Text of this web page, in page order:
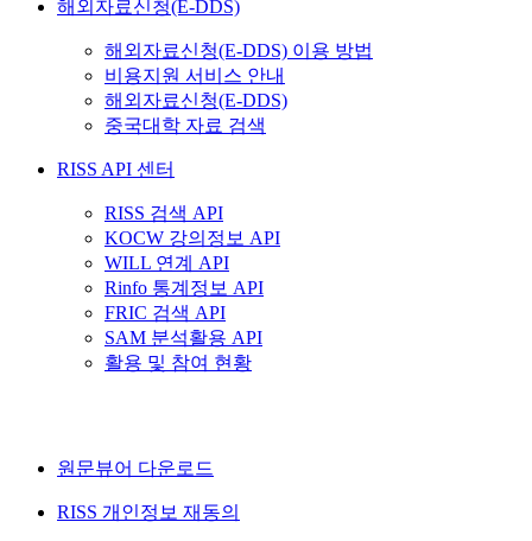
해외자료신청(E-DDS)
해외자료신청(E-DDS) 이용 방법
비용지원 서비스 안내
해외자료신청(E-DDS)
중국대학 자료 검색
RISS API 센터
RISS 검색 API
KOCW 강의정보 API
WILL 연계 API
Rinfo 통계정보 API
FRIC 검색 API
SAM 분석활용 API
활용 및 참여 현황
원문뷰어 다운로드
RISS 개인정보 재동의